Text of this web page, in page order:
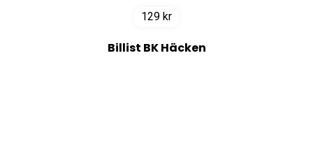
129 kr
Billist BK Häcken